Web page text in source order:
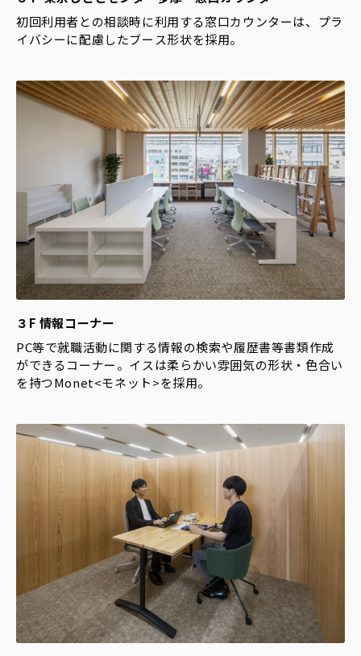
初回利用者との相談時に利用する窓口カウンターは、プラ
イバシーに配慮したブース形状を採用。
３F 情報コーナー
PC等で就職活動に関する情報の検索や履歴書等書類作成
ができるコーナー。イスは柔らかい雰囲気の形状・色合い
を持つMonet<モネット>を採用。